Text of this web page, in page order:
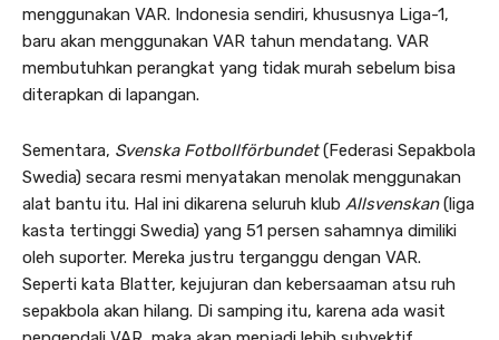
menggunakan VAR. Indonesia sendiri, khususnya Liga-1,
baru akan menggunakan VAR tahun mendatang. VAR
membutuhkan perangkat yang tidak murah sebelum bisa
diterapkan di lapangan.
Sementara, Svenska Fotbollförbundet(Federasi Sepakbola
Swedia) secara resmi menyatakan menolak menggunakan
alat bantu itu. Hal ini dikarena seluruh klub Allsvenskan(liga
kasta tertinggi Swedia) yang 51 persen sahamnya dimiliki
oleh suporter. Mereka justru terganggu dengan VAR.
Seperti kata Blatter, kejujuran dan kebersaaman atsu ruh
sepakbola akan hilang. Di samping itu, karena ada wasit